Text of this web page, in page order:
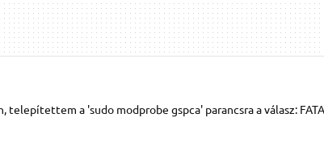
telepítettem a 'sudo modprobe gspca' parancsra a válasz: